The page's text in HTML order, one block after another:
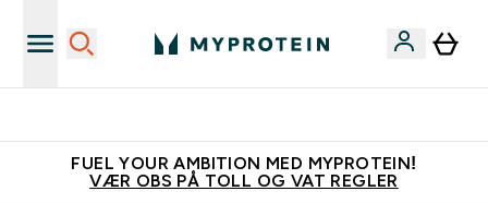
FUEL YOUR AMBITION MED MYPROTEIN!
VÆR OBS PÅ TOLL OG VAT REGLER